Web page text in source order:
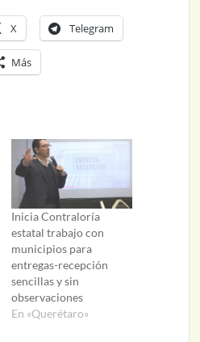
X Telegram
Más
Inicia Contraloría
estatal trabajo con
municipios para
entregas-recepción
sencillas y sin
observaciones
En «Querétaro»